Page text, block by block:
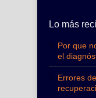
Lo más
Por que
el
Errores